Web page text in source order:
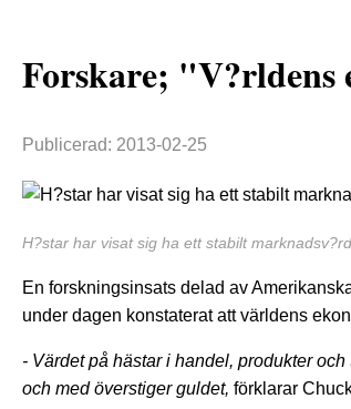
Forskare; "V?rldens
Publicerad: 2013-02-25
H?star har visat sig ha ett stabilt
En forskningsinsats delad av
under dagen konstaterat att världens
- Värdet på hästar i handel, produkter
och med överstiger guldet, förklarar